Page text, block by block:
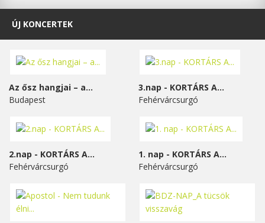
ÚJ KONCERTEK
Az ősz hangjai – a...
Budapest
3.nap - KORTÁRS A...
Fehérvárcsurgó
2.nap - KORTÁRS A...
Fehérvárcsurgó
1. nap - KORTÁRS A...
Fehérvárcsurgó